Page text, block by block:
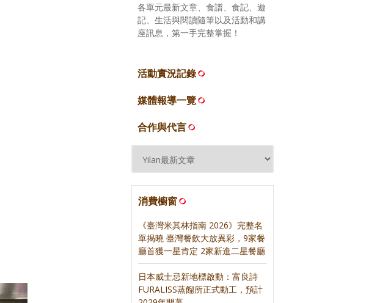
各單元最新文章、食譜、食記、遊
記、生活與閱讀隨筆以及活動和講
座訊息，第一手完整掌握！
活動實況記錄
媒體報導一覽
合作與代言
消費櫥窗
《臺灣米其林指南 2026》完整名
單揭曉 臺灣餐飲大放異彩，9家餐
廳首獲一星肯定 2家新進二星餐廳
日本威士忌新地標啟動：富良詩
FURALISS蒸餾所正式動工，預計